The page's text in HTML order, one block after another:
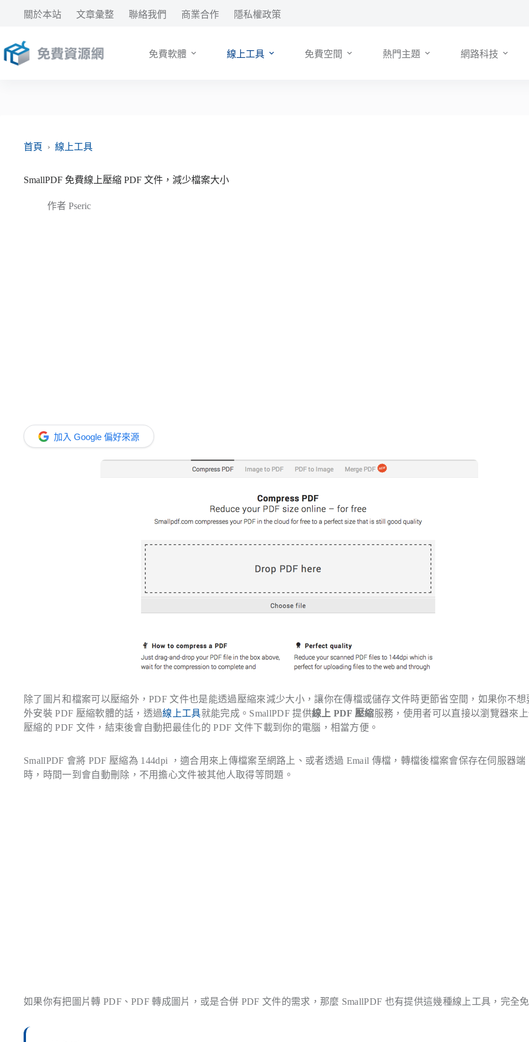
要
內
關於本站 文章彙整 聯絡我們 商業合作 隱私權政策
免費軟體 線上工具 免費空間 熱門主題 網路科技
首頁 › 線上工具
SmallPDF 免費線上壓縮 PDF 文件，減少檔案大小
作者 Pseric
加入 Google 偏好來源
除了圖片和檔案可以壓縮外，PDF 文件也是能透過壓縮來減少大小，讓你在傳檔或儲存文件時更節省空間，如果你不想
外安裝 PDF 壓縮軟體的話，透過線上工具就能完成。SmallPDF 提供線上 PDF 壓縮服務，使用者可以直接以瀏覽器來
壓縮的 PDF 文件，結束後會自動把最佳化的 PDF 文件下載到你的電腦，相當方便。
SmallPDF 會將 PDF 壓縮為 144dpi ，適合用來上傳檔案至網路上、或者透過 Email 傳檔，轉檔後檔案會保存在伺服器端
時，時間一到會自動刪除，不用擔心文件被其他人取得等問題。
如果你有把圖片轉 PDF、PDF 轉成圖片，或是合併 PDF 文件的需求，那麼 SmallPDF 也有提供這幾種線上工具，完全